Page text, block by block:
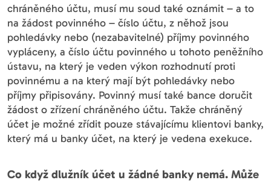
chráněného účtu, musí mu soud také oznámit – a to
na žádost povinného – číslo účtu, z něhož jsou
pohledávky nebo (nezabavitelné) příjmy povinného
vypláceny, a číslo účtu povinného u tohoto peněžního
ústavu, na který je veden výkon rozhodnutí proti
povinnému a na který mají být pohledávky nebo
příjmy připisovány. Povinný musí také bance doručit
žádost o zřízení chráněného účtu. Takže chráněný
účet je možné zřídit pouze stávajícímu klientovi banky,
který má u banky účet, na který je vedena exekuce.
Co když dlužník účet u žádné banky nemá. Může